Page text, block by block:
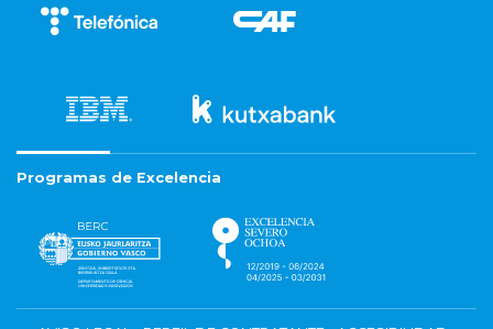
Programas de Excelencia